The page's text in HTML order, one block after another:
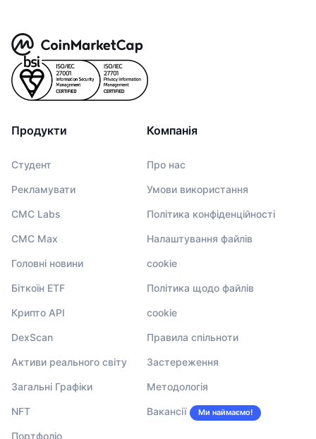
Продукти
Студент
Рекламувати
CMC Labs
CMC Max
Головні новини
Біткоїн ETF
Крипто API
DexScan
Активи реального світу
Загальні Графіки
NFT
Портфоліо
Компанія
Про нас
Умови використання
Політика конфіденційності
Налаштування файлів
cookie
Політика щодо файлів
cookie
Правила спільноти
Застереження
Методологія
Вакансії Ми наймаємо!